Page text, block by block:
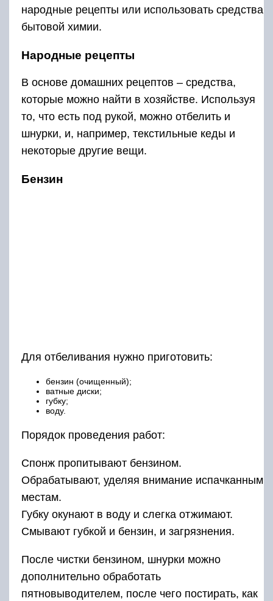
народные рецепты или использовать средства
бытовой химии.
Народные рецепты
В основе домашних рецептов – средства,
которые можно найти в хозяйстве. Используя
то, что есть под рукой, можно отбелить и
шнурки, и, например, текстильные кеды и
некоторые другие вещи.
Бензин
Для отбеливания нужно приготовить:
бензин (очищенный);
ватные диски;
губку;
воду.
Порядок проведения работ:
Спонж пропитывают бензином.
Обрабатывают, уделяя внимание испачканным
местам.
Губку окунают в воду и слегка отжимают.
Смывают губкой и бензин, и загрязнения.
После чистки бензином, шнурки можно
дополнительно обработать
пятновыводителем, после чего постирать, как